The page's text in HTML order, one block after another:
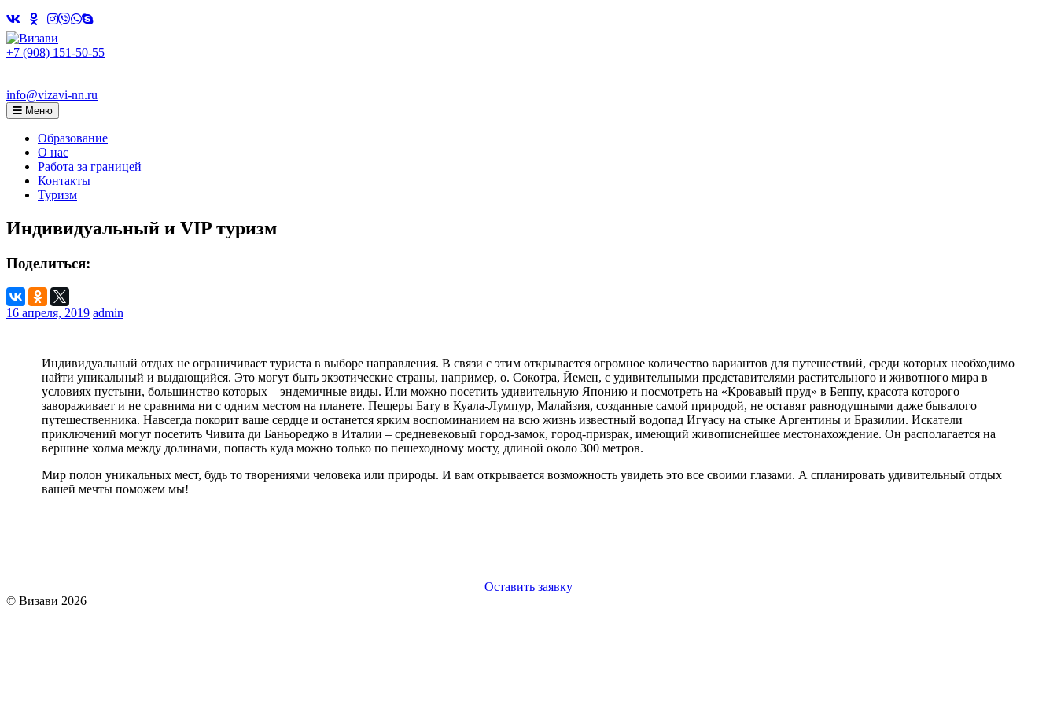
Skip
to
content
+7 (908) 151-50-55
info@vizavi-nn.ru
Меню
Образование
О нас
Работа за границей
Контакты
Туризм
Индивидуальный и VIP туризм
Поделиться:
16 апреля, 2019 admin
Индивидуальный отдых не ограничивает туриста в выборе направления. В связи с этим открывается огромное количество вариантов для путешествий, среди которых необходимо
найти уникальный и выдающийся. Это могут быть экзотические страны, например, о. Сокотра, Йемен, с удивительными представителями растительного и животного мира в
условиях пустыни, большинство которых – эндемичные виды. Или можно посетить удивительную Японию и посмотреть на «Кровавый пруд» в Беппу, красота которого
завораживает и не сравнима ни с одним местом на планете. Пещеры Бату в Куала-Лумпур, Малайзия, созданные самой природой, не оставят равнодушными даже бывалого
путешественника. Навсегда покорит ваше сердце и останется ярким воспоминанием на всю жизнь известный водопад Игуасу на стыке Аргентины и Бразилии. Искатели
приключений могут посетить Чивита ди Баньореджо в Италии – средневековый город-замок, город-призрак, имеющий живописнейшее местонахождение. Он располагается на
вершине холма между долинами, попасть куда можно только по пешеходному мосту, длиной около 300 метров.
Мир полон уникальных мест, будь то творениями человека или природы. И вам открывается возможность увидеть это все своими глазами. А спланировать удивительный отдых
вашей мечты поможем мы!
Оставить заявку
© Визави 2026